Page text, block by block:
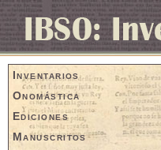
Inventarios
Onomástica
Ediciones
Manuscritos